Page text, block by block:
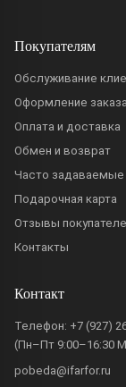
Покупателям
Обслуживание
Оформление заказа
Оплата и доставка
Обмен и возврат
Часто
Подарочная карта
Отзывы
Контакты
Контакт
Телефон: +7 (927)
(Пн–Пт 9:00–16:30
pobeda@ifarfor.ru